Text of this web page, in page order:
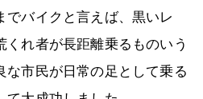
でバイクと言えば、黒いレ
れ者が長距離乗るものいう
な市民が日常の足として乗る